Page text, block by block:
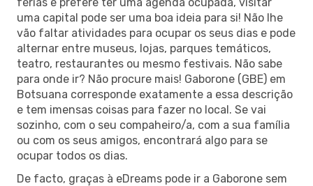
uma capital pode ser uma boa ideia para si! Não lhe
vão faltar atividades para ocupar os seus dias e pode
alternar entre museus, lojas, parques temáticos,
teatro, restaurantes ou mesmo festivais. Não sabe
para onde ir? Não procure mais! Gaborone (GBE) em
Botsuana corresponde exatamente a essa descrição
e tem imensas coisas para fazer no local. Se vai
sozinho, com o seu compaheiro/a, com a sua família
ou com os seus amigos, encontrará algo para se
ocupar todos os dias.
De facto, graças à eDreams pode ir a Gaborone sem